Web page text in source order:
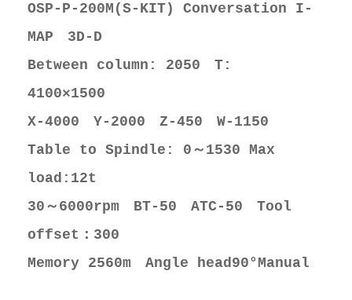
OSP-P-200M(S-KIT) Conversation I-
MAP 3D-D
Between column: 2050 T:
4100×1500
X-4000 Y-2000 Z-450 W-1150
Table to Spindle: 0～1530 Max
load:12t
30～6000rpm BT-50 ATC-50 Tool
offset：300
Memory 2560m Angle head90°Manual